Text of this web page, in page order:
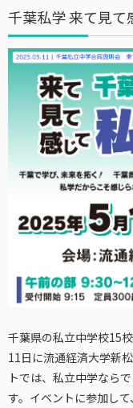
千葉私学 来て見て
千葉県の私立中学校15
11日に流通経済大学新
トでは、私立中学なら
す。イベントに参加し